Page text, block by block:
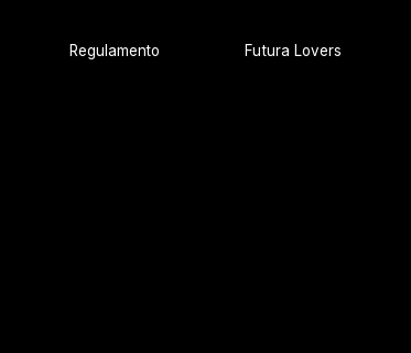
Regulamento Futura Lovers